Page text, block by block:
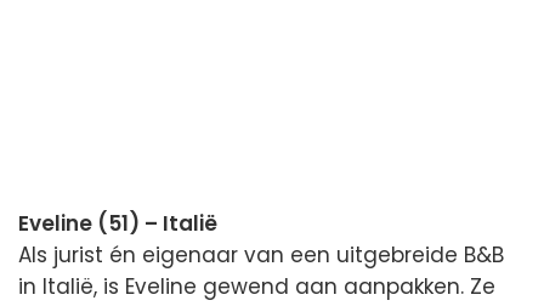
Eveline (51) – Italië
Als jurist én eigenaar van een uitgebreide B&B
in Italië, is Eveline gewend aan aanpakken. Ze